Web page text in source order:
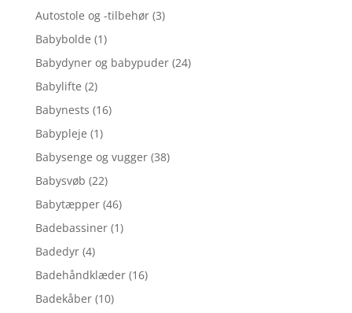
Autostole og -tilbehør (3)
Babybolde (1)
Babydyner og babypuder (24)
Babylifte (2)
Babynests (16)
Babypleje (1)
Babysenge og vugger (38)
Babysvøb (22)
Babytæpper (46)
Badebassiner (1)
Badedyr (4)
Badehåndklæder (16)
Badekåber (10)